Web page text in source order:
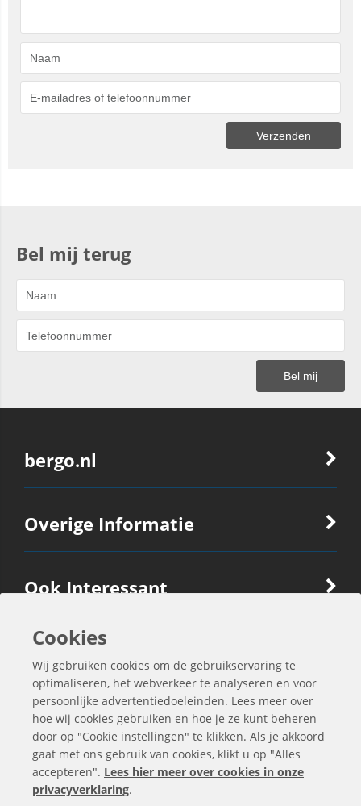
Bel mij terug
bergo.nl
Overige Informatie
Ook Interessant
Contactgegevens
Cookies
Wij gebruiken cookies om de gebruikservaring te
optimaliseren, het webverkeer te analyseren en voor
persoonlijke advertentiedoeleinden. Lees meer over
hoe wij cookies gebruiken en hoe je ze kunt beheren
door op "Cookie instellingen" te klikken. Als je akkoord
gaat met ons gebruik van cookies, klikt u op "Alles
accepteren". Lees hier meer over cookies in onze
privacyverklaring.